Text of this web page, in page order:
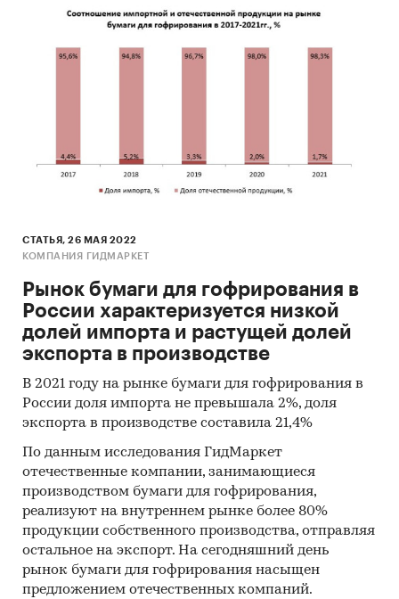
СТАТЬЯ, 26 МАЯ 2022
КОМПАНИЯ ГИДМАРКЕТ
Рынок бумаги для гофрирования в
России характеризуется низкой
долей импорта и растущей долей
экспорта в производстве
В 2021 году на рынке бумаги для гофрирования в
России доля импорта не превышала 2%, доля
экспорта в производстве составила 21,4%
По данным исследования ГидМаркет
отечественные компании, занимающиеся
производством бумаги для гофрирования,
реализуют на внутреннем рынке более 80%
продукции собственного производства, отправляя
остальное на экспорт. На сегодняшний день
рынок бумаги для гофрирования насыщен
предложением отечественных компаний.